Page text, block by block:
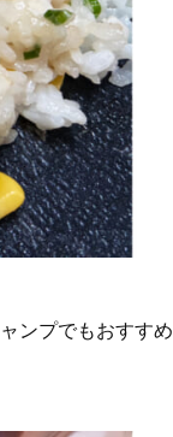
ンプでもおすすめ